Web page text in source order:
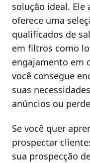
solução ideal. Ele
oferece uma
qualificados de
em filtros como
engajamento em
você consegue
suas
anúncios ou
Se você quer
prospectar
sua prospecção